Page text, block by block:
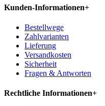
Kunden-Informationen+
Bestellwege
Zahlvarianten
Lieferung
Versandkosten
Sicherheit
Fragen & Antworten
Rechtliche Informationen+